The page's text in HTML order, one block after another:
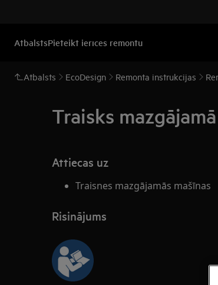
AtbalstsPieteikt ierīces remontu
Atbalsts EcoDesign Remonta instrukcijas
Traisks
Attiecas uz
Traisnes mazgājamās mašīnas
Risinājums